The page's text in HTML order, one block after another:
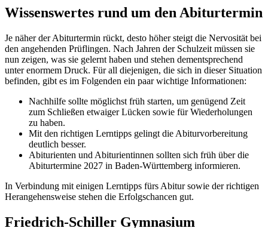
Wissenswertes rund um den Abiturtermin
Je näher der Abiturtermin rückt, desto höher steigt die Nervosität bei
den angehenden Prüflingen. Nach Jahren der Schulzeit müssen sie
nun zeigen, was sie gelernt haben und stehen dementsprechend
unter enormem Druck. Für all diejenigen, die sich in dieser Situation
befinden, gibt es im Folgenden ein paar wichtige Informationen:
Nachhilfe sollte möglichst früh starten, um genügend Zeit
zum Schließen etwaiger Lücken sowie für Wiederholungen
zu haben.
Mit den richtigen Lerntipps gelingt die Abiturvorbereitung
deutlich besser.
Abiturienten und Abiturientinnen sollten sich früh über die
Abiturtermine 2027 in Baden-Württemberg informieren.
In Verbindung mit einigen Lerntipps fürs Abitur sowie der richtigen
Herangehensweise stehen die Erfolgschancen gut.
Friedrich-Schiller Gymnasium